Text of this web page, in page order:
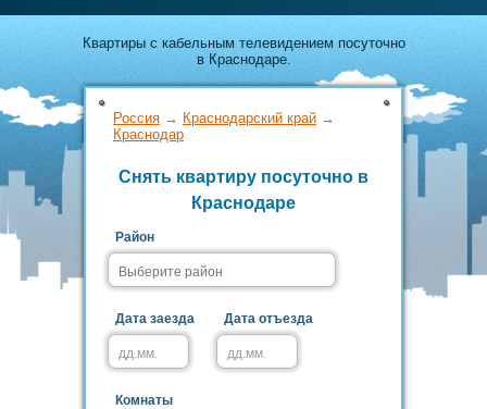
Квартиры с кабельным телевидением посуточно
в Краснодаре.
Лучшие предложения по аренде от
собственников Краснодара.
Недорого снимайте и выгодно сдавайте жильё
без посредников!
Россия → Краснодарский край →
Краснодар
Снять квартиру посуточно в
Краснодаре
Район
Дата заезда Дата отъезда
Комнаты